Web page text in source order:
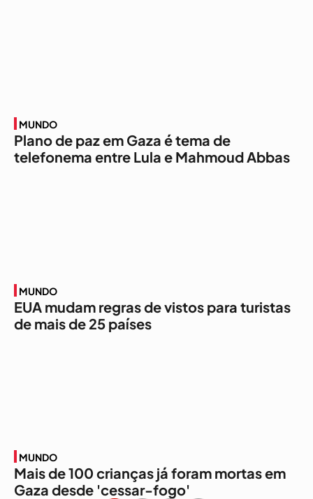
MUNDO
Plano de paz em Gaza é tema de
telefonema entre Lula e Mahmoud Abbas
MUNDO
EUA mudam regras de vistos para turistas
de mais de 25 países
MUNDO
Mais de 100 crianças já foram mortas em
Gaza desde 'cessar-fogo'